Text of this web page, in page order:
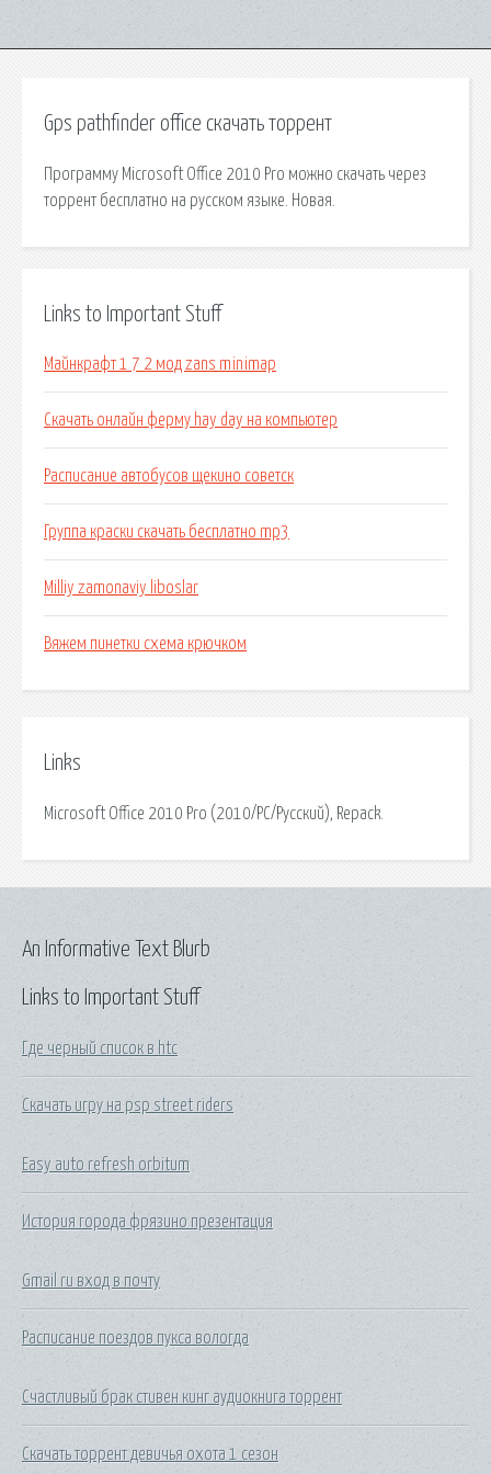
Gps pathfinder office скачать торрент
Программу Microsoft Office 2010 Pro можно скачать через
торрент бесплатно на русском языке. Новая.
Links to Important Stuff
Майнкрафт 1 7 2 мод zans minimap
Скачать онлайн ферму hay day на компьютер
Расписание автобусов щекино советск
Группа краски скачать бесплатно mp3
Milliy zamonaviy liboslar
Вяжем пинетки схема крючком
Links
Microsoft Office 2010 Pro (2010/PC/Русский), Repack.
Links to Important Stuff
Где черный список в htc
Скачать игру на psp street riders
Easy auto refresh orbitum
История города фрязино презентация
Gmail ru вход в почту
Расписание поездов пукса вологда
Счастливый брак стивен кинг аудиокнига торрент
Скачать торрент девичья охота 1 сезон
An Informative Text Blurb